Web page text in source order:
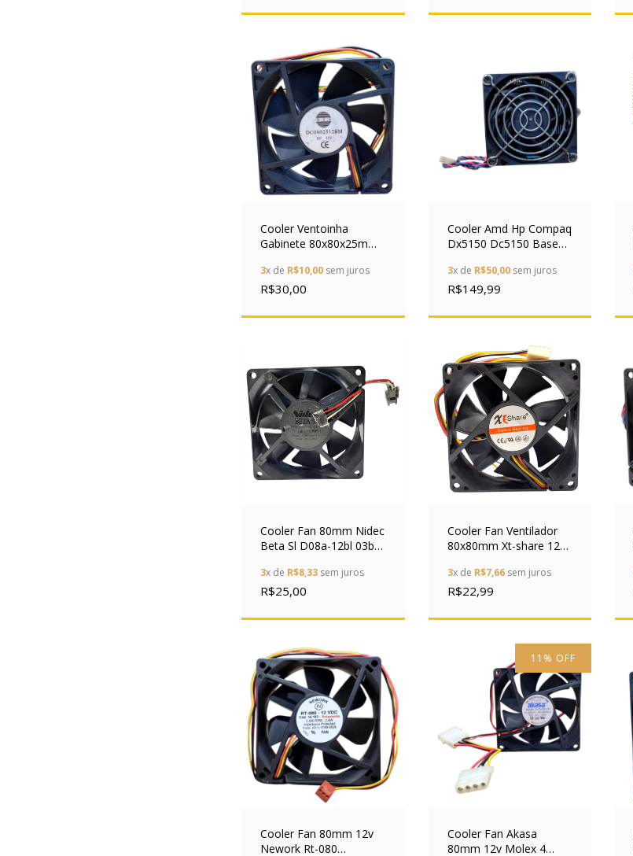
Cooler Ventoinha
Gabinete 80x80x25mm
3x de R$10,00 sem juros
R$30,00
Cooler Amd Hp Compaq
Dx5150 Dc5150 Base
3x de R$50,00sem juros
R$149,99
Cooler Fan 80mm Nidec
Beta Sl D08a-12bl 03b
3x de R$8,33 sem juros
R$25,00
Cooler Fan Ventilador
80x80mm Xt-share 12v
3x de R$7,66sem juros
R$22,99
Cooler Fan 80mm 12v
Nework Rt-080
11 % OFF
Cooler Fan Akasa
80mm 12v Molex 4